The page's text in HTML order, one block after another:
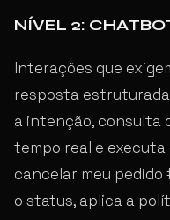
NÍVEL 2:
Interações que
resposta
a intenção, consulta
tempo real e executa
cancelar meu
o status, aplica a